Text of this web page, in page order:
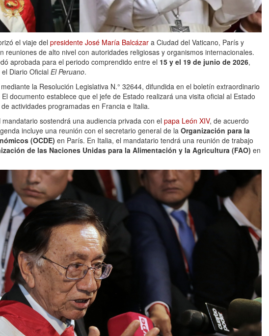
el viaje del presidente José María Balcázar a Ciudad del Vaticano, París y
reuniones de alto nivel con autoridades religiosas y organismos internacionales.
aprobada para el periodo comprendido entre el 15 y el 19 de junio de 2026,
Diario Oficial El Peruano.
la Resolución Legislativa N.° 32644, difundida en el boletín extraordinario
El documento establece que el jefe de Estado realizará una visita oficial al Estado
actividades programadas en Francia e Italia.
sostendrá una audiencia privada con el papa León XIV, de acuerdo
incluye una reunión con el secretario general de la Organización para la
(OCDE) en París. En Italia, el mandatario tendrá una reunión de trabajo
de las Naciones Unidas para la Alimentación y la Agricultura (FAO) en